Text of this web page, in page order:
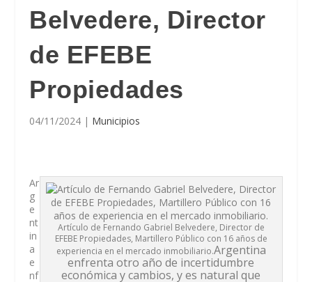
Belvedere, Director
de EFEBE
Propiedades
04/11/2024 | Municipios
Artículo de Fernando Gabriel Belvedere, Director de
EFEBE Propiedades, Martillero Público con 16 años de
experiencia en el mercado inmobiliario.Argentina
enfrenta otro año de incertidumbre
económica y cambios, y es natural que
Ar
g
e
nt
in
a
e
nf